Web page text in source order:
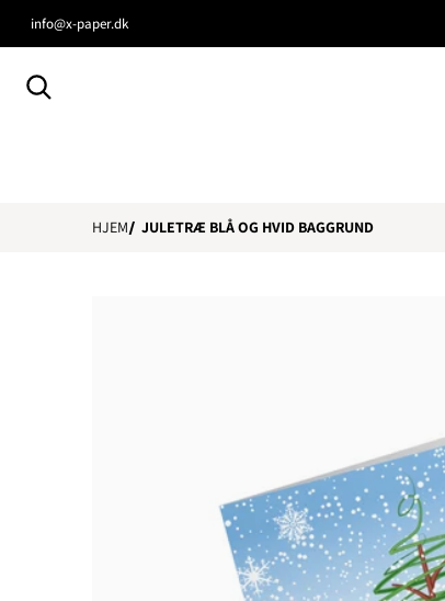
info@x-paper.dk
Søg efter...
HJEM JULETRÆ BLÅ OG HVID BAGGRUND